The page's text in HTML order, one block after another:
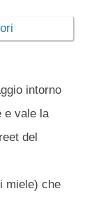
intorno
e vale la
del
miele) che